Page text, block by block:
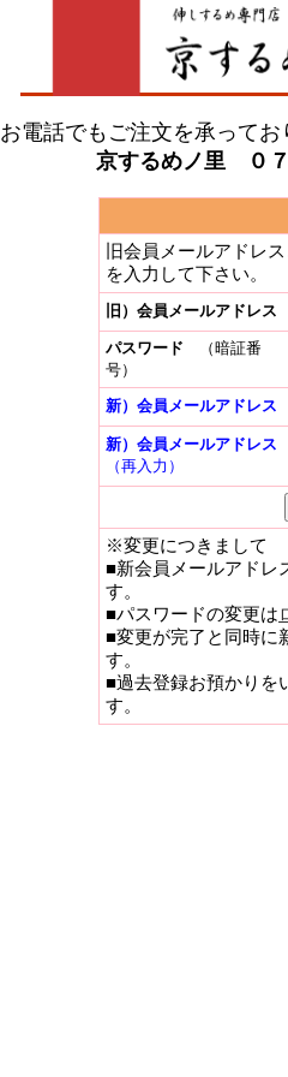
お電話でもご注文を承ってお
京するめノ里 ０７
旧会員メールアドレ
を入力して下さい。
旧）会員メールアドレス
パスワード （暗証番
号）
新）会員メールアドレス
新）会員メールアドレス
（再入力）
※変更につきまして
■新会員メールアドレ
す。
■パスワードの変更は
■変更が完了と同時に
す。
■過去登録お預かりを
す。